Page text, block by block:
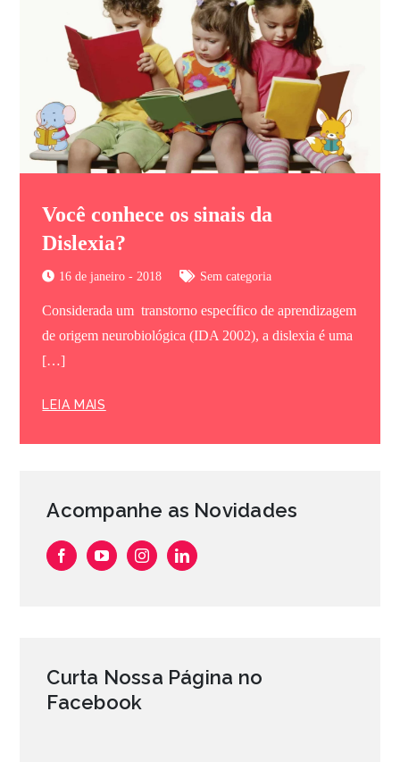
Você conhece os sinais da
Dislexia?
16 de janeiro - 2018 Sem categoria
Considerada um transtorno específico de aprendizagem
de origem neurobiológica (IDA 2002), a dislexia é uma
[…]
LEIA MAIS
Acompanhe as Novidades
Curta Nossa Página no
Facebook